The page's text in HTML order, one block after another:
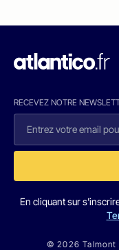
RECEVEZ NOTRE
En cliquant sur
© 2026 Talmont